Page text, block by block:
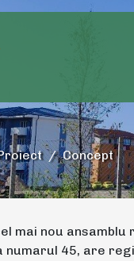
Concept
mai nou ansamblu
numarul 45, are